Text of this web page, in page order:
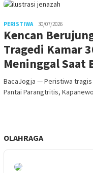
PERISTIWA 30/07/2026
Kencan
Tragedi Kamar
Meninggal Saat
BacaJogja — Peristiwa
Pantai Parangtritis,
OLAHRAGA